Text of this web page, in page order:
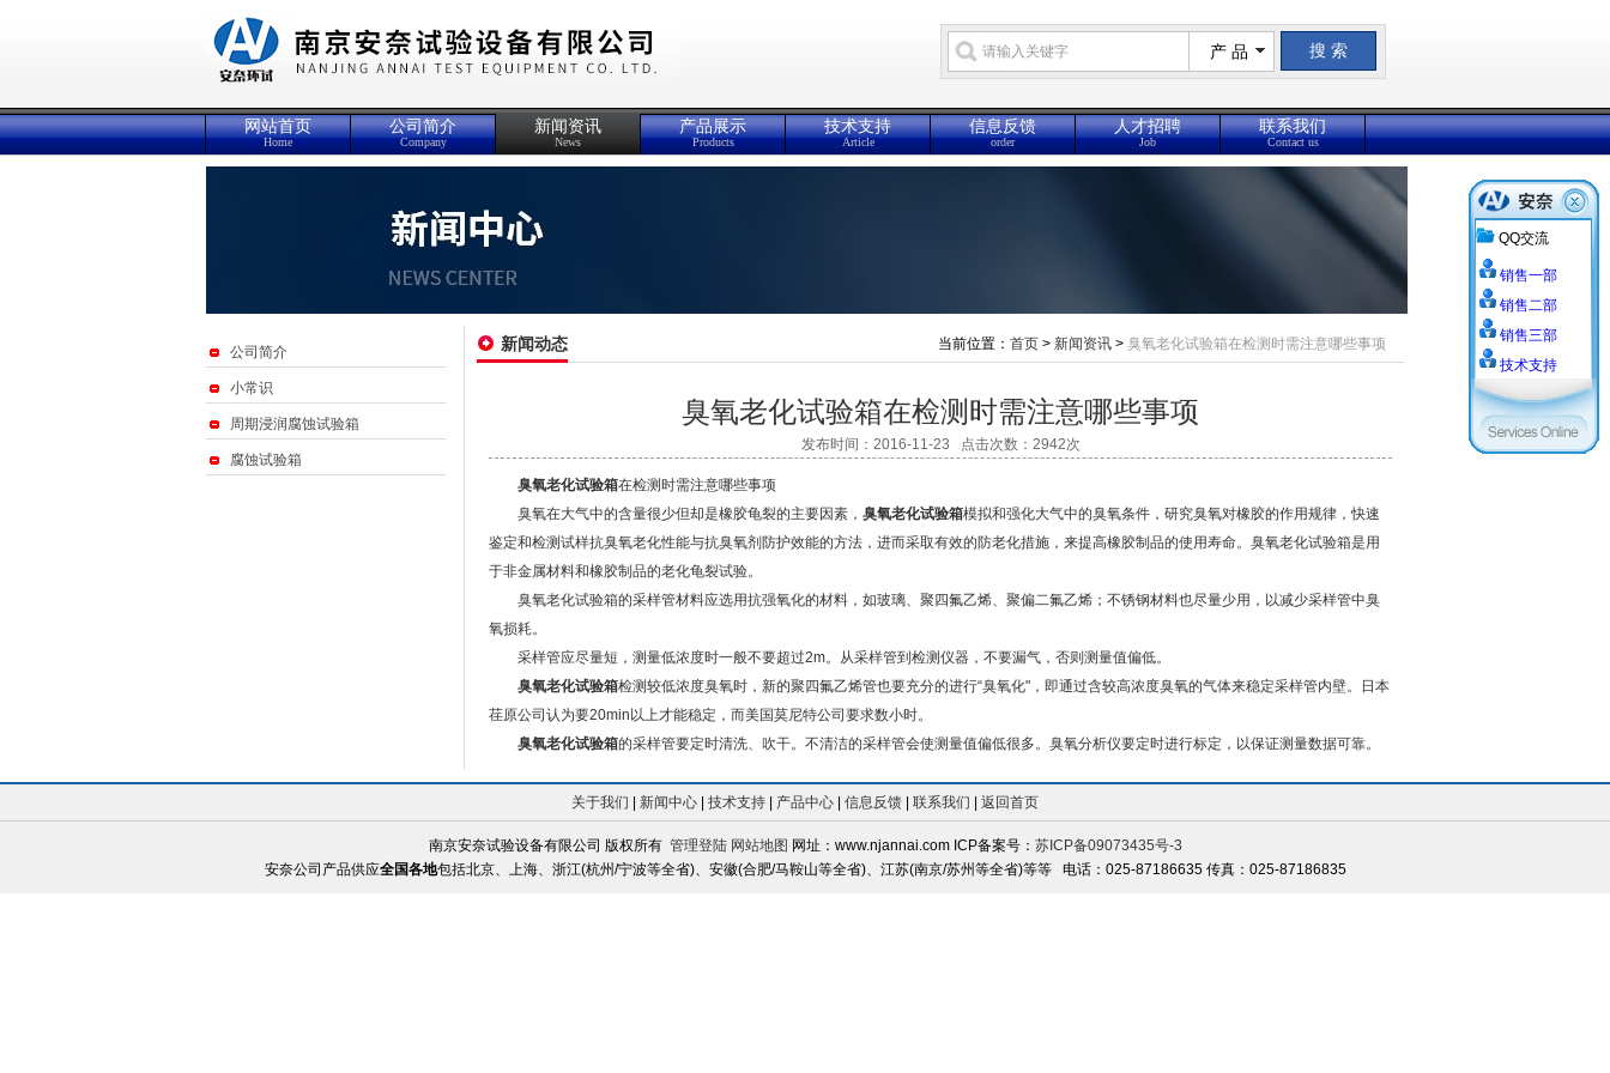
产 品
网站首页
Home
公司简介
Company
新闻资讯
News
产品展示
Products
技术支持
Article
信息反馈
order
人才招聘
Job
联系我们
Contact us
公司简介
小常识
周期浸润腐蚀试验箱
腐蚀试验箱
新闻动态 当前位置： 首页 > 新闻资讯 > 臭氧老化试验箱在检测时需注意哪些事项
臭氧老化试验箱在检测时需注意哪些事项
发布时间：2016-11-23 点击次数：2942次
臭氧老化试验箱在检测时需注意哪些事项
臭氧在大气中的含量很少但却是橡胶龟裂的主要因素， 臭氧老化试验箱模拟和强化大气中的臭氧条件，研究臭氧对橡胶的作用规律，快速
鉴定和检测试样抗臭氧老化性能与抗臭氧剂防护效能的方法，进而采取有效的防老化措施，来提高橡胶制品的使用寿命。臭氧老化试验箱是用
于非金属材料和橡胶制品的老化龟裂试验。
臭氧老化试验箱的采样管材料应选用抗强氧化的材料，如玻璃、聚四氟乙烯、聚偏二氟乙烯；不锈钢材料也尽量少用，以减少采样管中臭
氧损耗。
采样管应尽量短，测量低浓度时一般不要超过2m。从采样管到检测仪器，不要漏气，否则测量值偏低。
臭氧老化试验箱检测较低浓度臭氧时，新的聚四氟乙烯管也要充分的进行“臭氧化"，即通过含较高浓度臭氧的气体来稳定采样管内壁。日本
荏原公司认为要20min以上才能稳定，而美国莫尼特公司要求数小时。
臭氧老化试验箱的采样管要定时清洗、吹干。不清洁的采样管会使测量值偏低很多。臭氧分析仪要定时进行标定，以保证测量数据可靠。
关于我们 新闻中心 技术支持 产品中心 信息反馈 联系我们 返回首页
南京安奈试验设备有限公司 版权所有 管理登陆 网站地图 网址：www.njannai.com ICP备案号： 苏ICP备09073435号-3
安奈公司产品供应全国各地包括北京、上海、浙江(杭州/宁波等全省)、安徽(合肥/马鞍山等全省)、江苏(南京/苏州等全省)等等 电话：025-87186635 传真：025-87186835
QQ交流
销售一部
销售二部
销售三部
技术支持